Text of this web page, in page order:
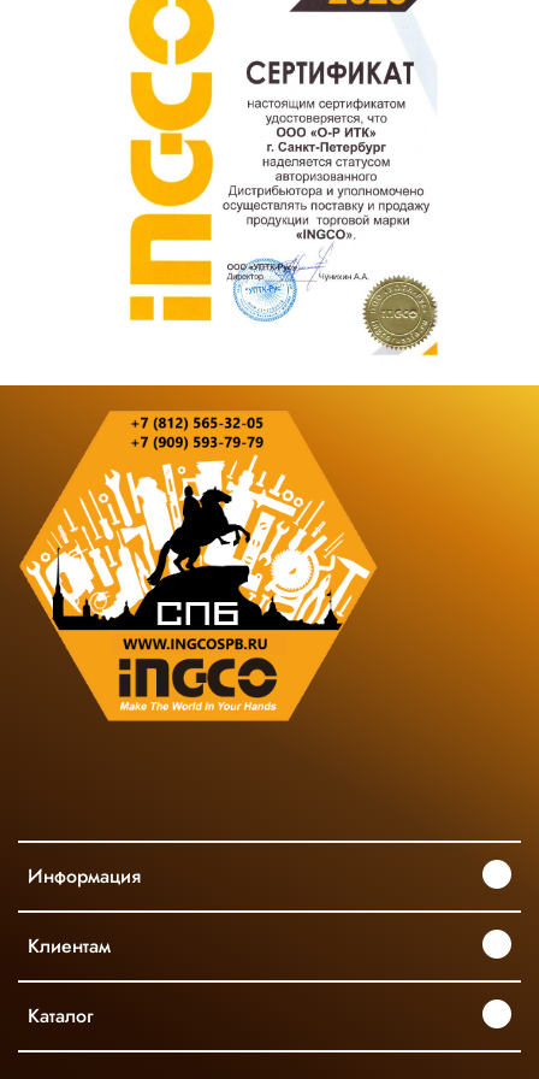
Информация
Клиентам
Каталог